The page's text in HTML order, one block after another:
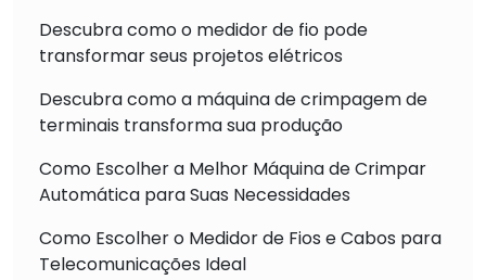
Descubra como o medidor de fio pode
transformar seus projetos elétricos
Descubra como a máquina de crimpagem de
terminais transforma sua produção
Como Escolher a Melhor Máquina de Crimpar
Automática para Suas Necessidades
Como Escolher o Medidor de Fios e Cabos para
Telecomunicações Ideal